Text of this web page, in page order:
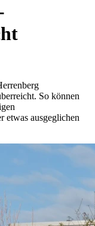
So können
etwas ausgeglichen